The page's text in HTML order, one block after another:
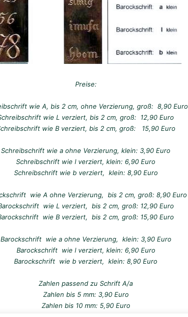
Preise:
wie A, bis 2 cm, ohne Verzierung, groß: 8,90 Euro
wie L verziert, bis 2 cm, groß: 12,90 Euro
wie B verziert, bis 2 cm, groß: 15,90 Euro
Schreibschrift wie a ohne Verzierung, klein: 3,90 Euro
Schreibschrift wie l verziert, klein: 6,90 Euro
Schreibschrift wie b verziert, klein: 8,90 Euro
wie A ohne Verzierung, bis 2 cm, groß: 8,90 Euro
wie L verziert, bis 2 cm, groß: 12,90 Euro
wie B verziert, bis 2 cm, groß: 15,90 Euro
Barockschrift wie a ohne Verzierung, klein: 3,90 Euro
Barockschrift wie l verziert, klein: 6,90 Euro
Barockschrift wie b verziert, klein: 8,90 Euro
Zahlen passend zu Schrift A/a
Zahlen bis 5 mm: 3,90 Euro
Zahlen bis 10 mm: 5,90 Euro